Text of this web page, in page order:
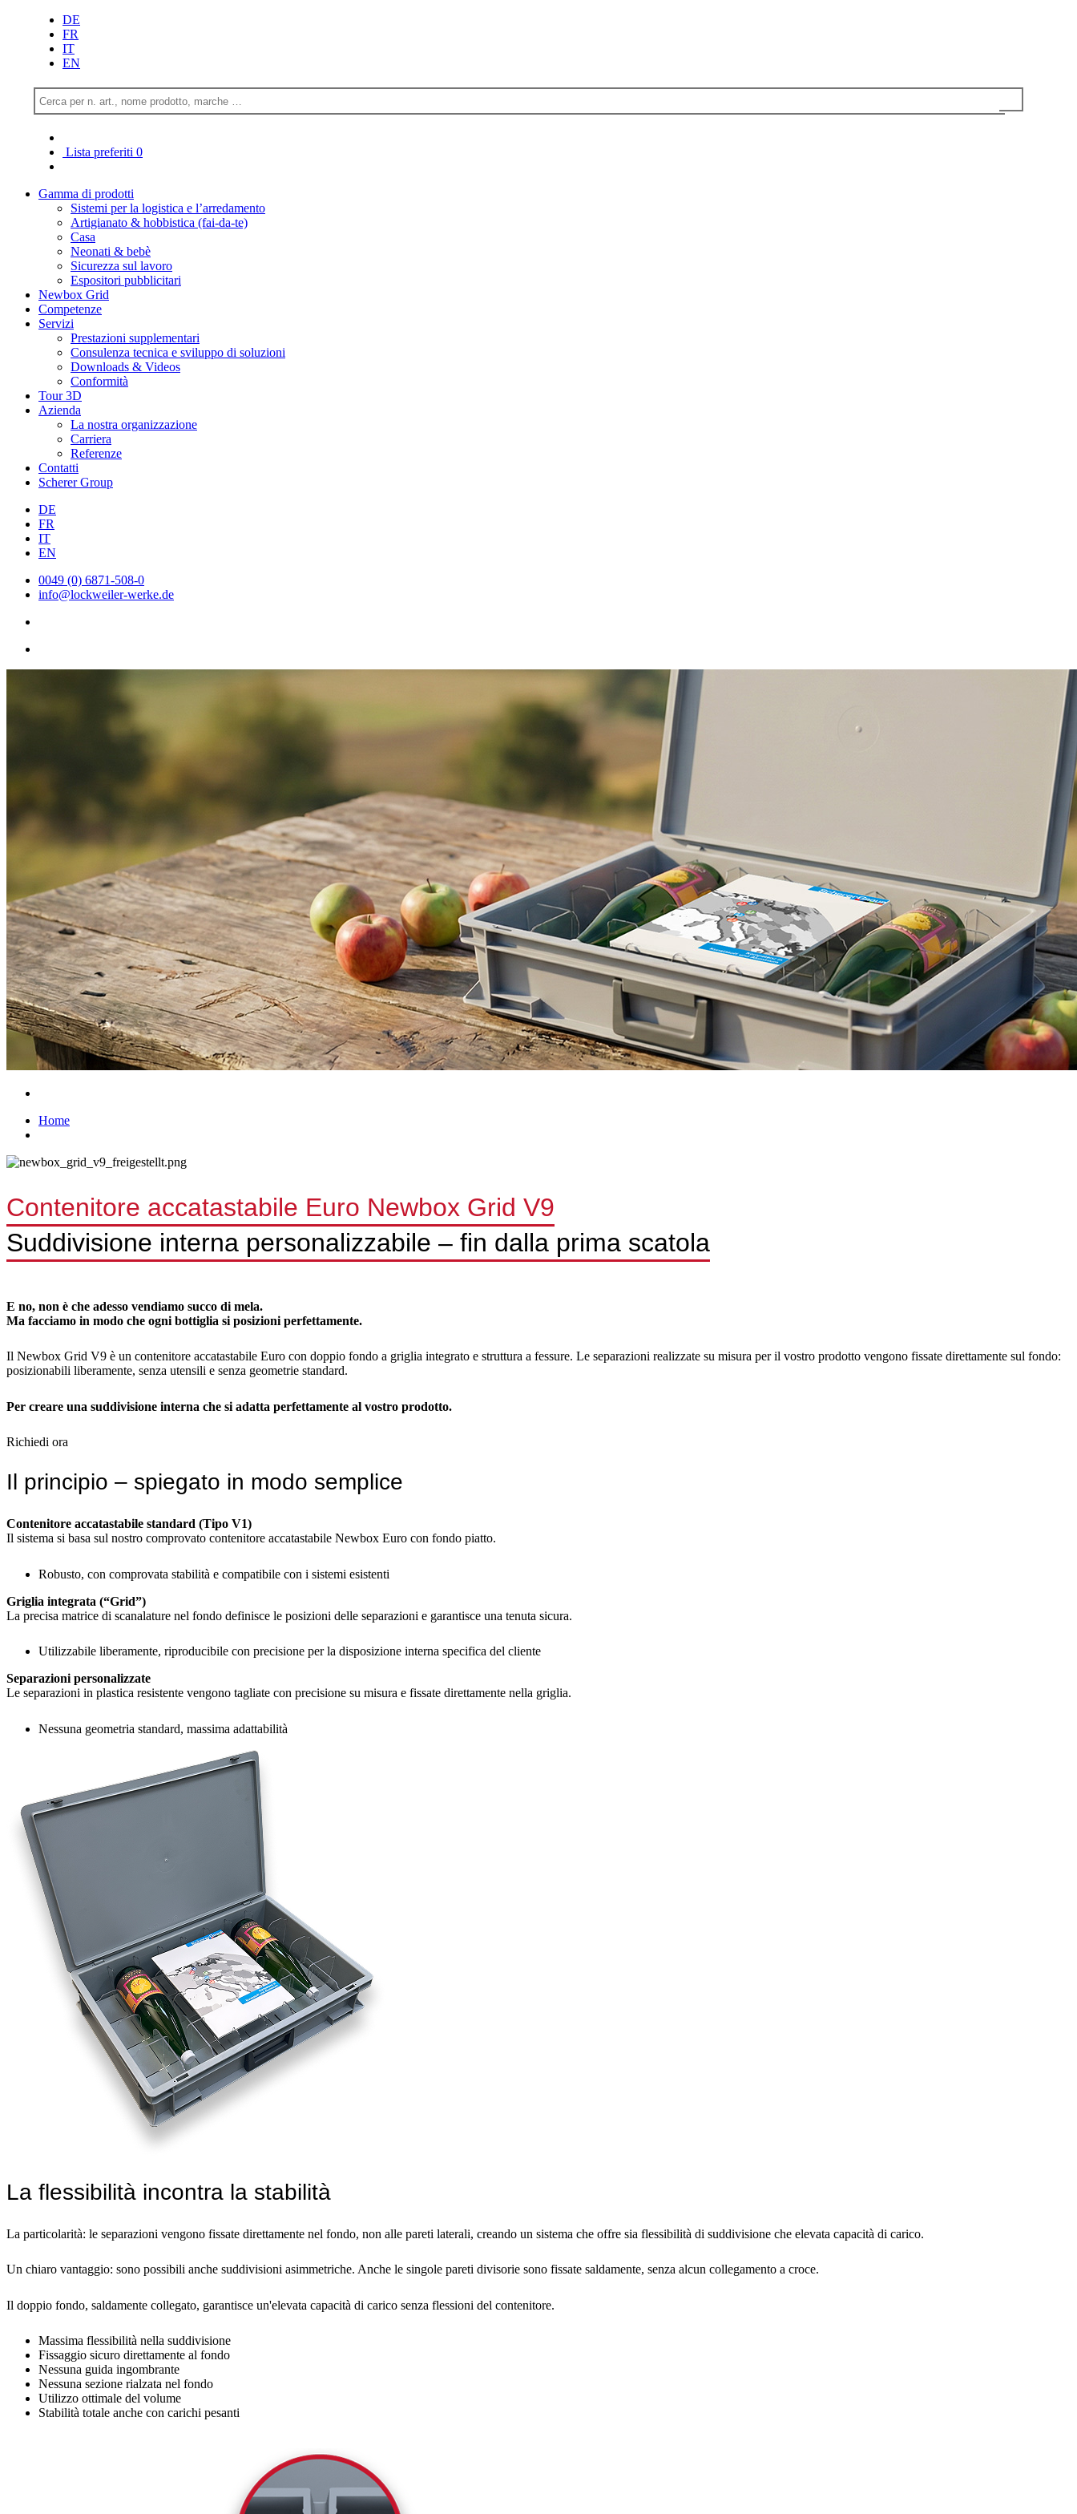
DE
FR
IT
EN
Lista preferiti 0
Gamma di prodotti
Sistemi per la logistica e l’arredamento
Artigianato & hobbistica (fai-da-te)
Casa
Neonati & bebè
Sicurezza sul lavoro
Espositori pubblicitari
Newbox Grid
Competenze
Servizi
Prestazioni supplementari
Consulenza tecnica e sviluppo di soluzioni
Downloads & Videos
Conformità
Tour 3D
Azienda
La nostra organizzazione
Carriera
Referenze
Contatti
Scherer Group
DE
FR
IT
EN
0049 (0) 6871-508-0
info@lockweiler-werke.de
Home
Contenitore accatastabile Euro Newbox Grid V9
Suddivisione interna personalizzabile – fin dalla prima scatola
E no, non è che adesso vendiamo succo di mela.
Ma facciamo in modo che ogni bottiglia si posizioni perfettamente.
Il Newbox Grid V9 è un contenitore accatastabile Euro con doppio fondo a griglia integrato e struttura a fessure. Le separazioni realizzate su misura per il vostro prodotto vengono fissate direttamente sul fondo:
posizionabili liberamente, senza utensili e senza geometrie standard.
Per creare una suddivisione interna che si adatta perfettamente al vostro prodotto.
Richiedi ora
Il principio – spiegato in modo semplice
Contenitore accatastabile standard (Tipo V1)
Il sistema si basa sul nostro comprovato contenitore accatastabile Newbox Euro con fondo piatto.
Robusto, con comprovata stabilità e compatibile con i sistemi esistenti
Griglia integrata (“Grid”)
La precisa matrice di scanalature nel fondo definisce le posizioni delle separazioni e garantisce una tenuta sicura.
Utilizzabile liberamente, riproducibile con precisione per la disposizione interna specifica del cliente
Separazioni personalizzate
Le separazioni in plastica resistente vengono tagliate con precisione su misura e fissate direttamente nella griglia.
Nessuna geometria standard, massima adattabilità
La flessibilità incontra la stabilità
La particolarità: le separazioni vengono fissate direttamente nel fondo, non alle pareti laterali, creando un sistema che offre sia flessibilità di suddivisione che elevata capacità di carico.
Un chiaro vantaggio: sono possibili anche suddivisioni asimmetriche. Anche le singole pareti divisorie sono fissate saldamente, senza alcun collegamento a croce.
Il doppio fondo, saldamente collegato, garantisce un'elevata capacità di carico senza flessioni del contenitore.
Massima flessibilità nella suddivisione
Fissaggio sicuro direttamente al fondo
Nessuna guida ingombrante
Nessuna sezione rialzata nel fondo
Utilizzo ottimale del volume
Stabilità totale anche con carichi pesanti